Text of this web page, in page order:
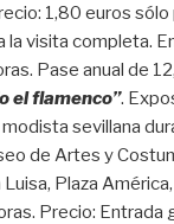
1,80 euros
la visita completa.
Pase anual de
el flamenco”.
sevillana
de Artes y
Plaza
Precio: Entrada